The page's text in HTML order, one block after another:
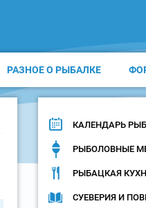
РАЗНОЕ О РЫБАЛКЕ
КАЛЕНДАРЬ
РЫБОЛОВНЫЕ
РЫБАЦКАЯ
СУЕВЕРИЯ И